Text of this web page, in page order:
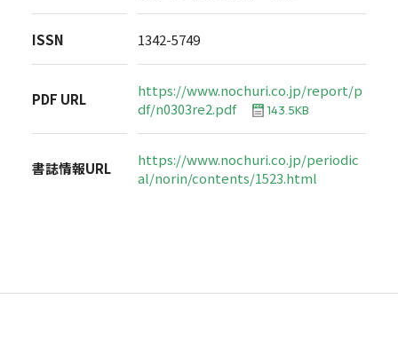
ISSN 1342-5749
PDF URL
https://www.nochuri.co.jp/report/p
df/n0303re2.pdf
143.5KB
書誌情報URL
https://www.nochuri.co.jp/periodic
al/norin/contents/1523.html